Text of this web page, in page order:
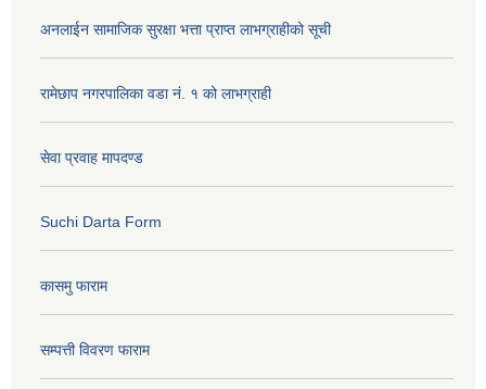
अनलाईन सामाजिक सुरक्षा भत्ता प्राप्त लाभग्राहीको सूची
रामेछाप नगरपालिका वडा नं. १ को लाभग्राही
सेवा प्रवाह मापदण्ड
Suchi Darta Form
कासमु फाराम
सम्पत्ती विवरण फाराम